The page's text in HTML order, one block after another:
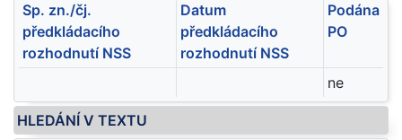
Sp. zn./čj.
předkládacího
rozhodnutí NSS
Datum
předkládacího
rozhodnutí NSS
Podána
PO
ne
HLEDÁNÍ V TEXTU